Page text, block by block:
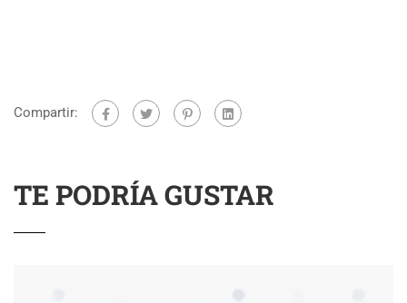
Compartir:
TE PODRÍA GUSTAR